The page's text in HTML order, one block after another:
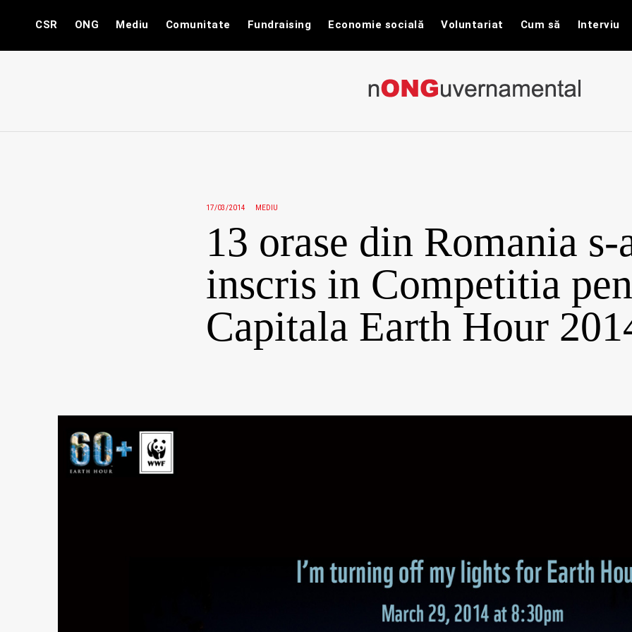
CSR ONG Mediu Comunitate Fundraising Economie socială Voluntariat Cum să Interviu
17/03/2014 MEDIU
13 orase din Romania s-
inscris in Competitia
Capitala Earth Hour